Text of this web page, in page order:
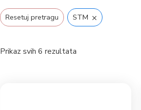
Resetuj pretragu STM ×
Prikaz svih 6 rezultata